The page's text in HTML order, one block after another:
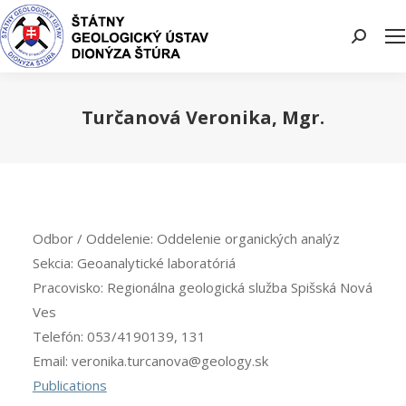
Search:
Turčanová Veronika, Mgr.
Odbor / Oddelenie: Oddelenie organických analýz
Sekcia: Geoanalytické laboratóriá
Pracovisko: Regionálna geologická služba Spišská Nová
Ves
Telefón: 053/4190139, 131
Email: veronika.turcanova@geology.sk
Publications